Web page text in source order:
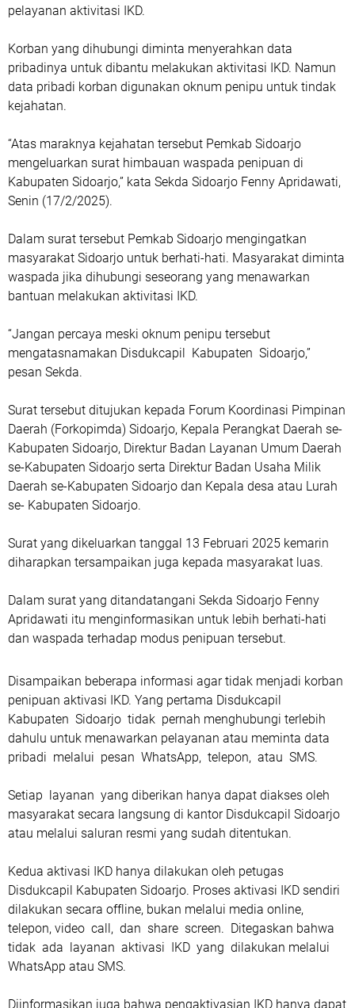
pelayanan aktivitasi IKD.
Korban yang dihubungi diminta menyerahkan data
pribadinya untuk dibantu melakukan aktivitasi IKD. Namun
data pribadi korban digunakan oknum penipu untuk tindak
kejahatan.
“Atas maraknya kejahatan tersebut Pemkab Sidoarjo
mengeluarkan surat himbauan waspada penipuan di
Kabupaten Sidoarjo,” kata Sekda Sidoarjo Fenny Apridawati,
Senin (17/2/2025).
Dalam surat tersebut Pemkab Sidoarjo mengingatkan
masyarakat Sidoarjo untuk berhati-hati. Masyarakat diminta
waspada jika dihubungi seseorang yang menawarkan
bantuan melakukan aktivitasi IKD.
“Jangan percaya meski oknum penipu tersebut
mengatasnamakan Disdukcapil Kabupaten Sidoarjo,”
pesan Sekda.
Surat tersebut ditujukan kepada Forum Koordinasi Pimpinan
Daerah (Forkopimda) Sidoarjo, Kepala Perangkat Daerah se-
Kabupaten Sidoarjo, Direktur Badan Layanan Umum Daerah
se-Kabupaten Sidoarjo serta Direktur Badan Usaha Milik
Daerah se-Kabupaten Sidoarjo dan Kepala desa atau Lurah
se- Kabupaten Sidoarjo.
Surat yang dikeluarkan tanggal 13 Februari 2025 kemarin
diharapkan tersampaikan juga kepada masyarakat luas.
Dalam surat yang ditandatangani Sekda Sidoarjo Fenny
Apridawati itu menginformasikan untuk lebih berhati-hati
dan waspada terhadap modus penipuan tersebut.
Disampaikan beberapa informasi agar tidak menjadi korban
penipuan aktivasi IKD. Yang pertama Disdukcapil
Kabupaten Sidoarjo tidak pernah menghubungi terlebih
dahulu untuk menawarkan pelayanan atau meminta data
pribadi melalui pesan WhatsApp, telepon, atau SMS.
Setiap layanan yang diberikan hanya dapat diakses oleh
masyarakat secara langsung di kantor Disdukcapil Sidoarjo
atau melalui saluran resmi yang sudah ditentukan.
Kedua aktivasi IKD hanya dilakukan oleh petugas
Disdukcapil Kabupaten Sidoarjo. Proses aktivasi IKD sendiri
dilakukan secara offline, bukan melalui media online,
telepon, video call, dan share screen. Ditegaskan bahwa
tidak ada layanan aktivasi IKD yang dilakukan melalui
WhatsApp atau SMS.
Diinformasikan juga bahwa pengaktivasian IKD hanya dapat